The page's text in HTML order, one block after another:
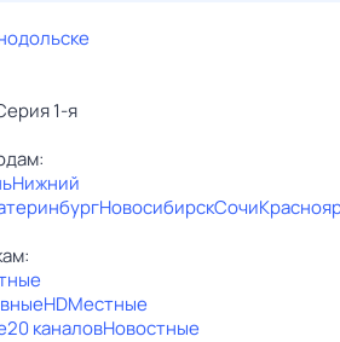
1-я
Нижний
НовосибирскСочи
HDМестные
20 каналовНовостные